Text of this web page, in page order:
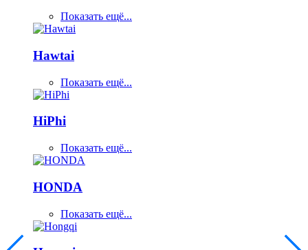
Показать ещё...
Hawtai
Показать ещё...
HiPhi
Показать ещё...
HONDA
Показать ещё...